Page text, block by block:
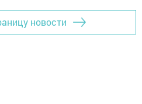
новости